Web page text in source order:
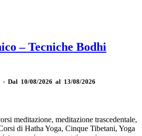
– Tecniche Bodhi
- Dal 10/08/2026 al 13/08/2026
meditazione, meditazione trascedentale,
di Hatha Yoga, Cinque Tibetani, Yoga